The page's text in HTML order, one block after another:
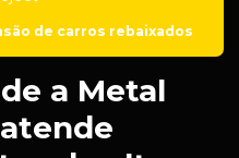
setor de petróleo
de carros rebaixados
a Metal